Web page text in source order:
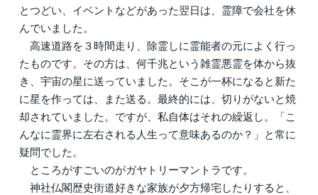
とつどい、イベントなどがあった翌日は、霊障で会社を休
んでいました。
高速道路を３時間走り、除霊しに霊能者の元によく行っ
たものです。その方は、何千兆という雑霊悪霊を体から抜
き、宇宙の星に送っていました。そこが一杯になると新た
に星を作っては、また送る。最終的には、切りがないと焼
却されていました。ですが、私自体はそれの繰返し。「こ
んなに霊界に左右される人生って意味あるのか？」と常に
疑問でした。
ところがすごいのがガヤトリーマントラです。
神社仏閣歴史街道好きな家族が夕方帰宅したりすると、